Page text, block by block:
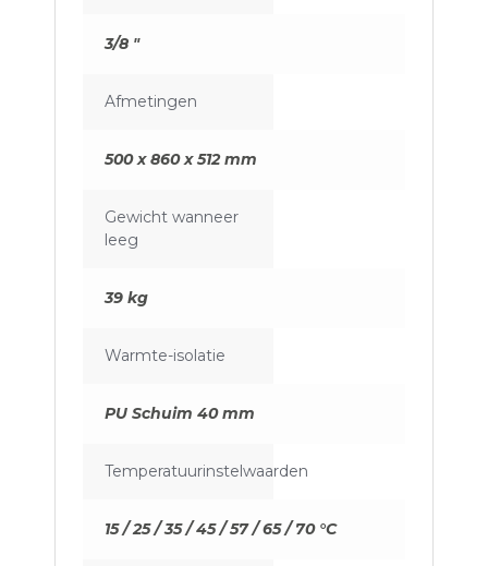
3/8 "
Afmetingen
500 x 860 x 512 mm
Gewicht wanneer
leeg
39 kg
Warmte-isolatie
PU Schuim 40 mm
Temperatuurinstelwaarden
15 / 25 / 35 / 45 / 57 / 65 / 70 °C